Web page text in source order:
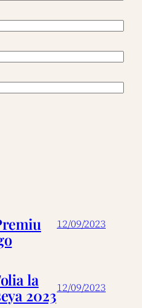
12/09/2023
la
202312/09/2023